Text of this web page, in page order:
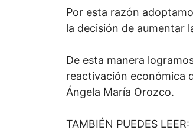
Por esta razón
la decisión de aumentar
De esta manera
reactivación económica
Ángela María Orozco.
TAMBIÉN PUEDES LEER: